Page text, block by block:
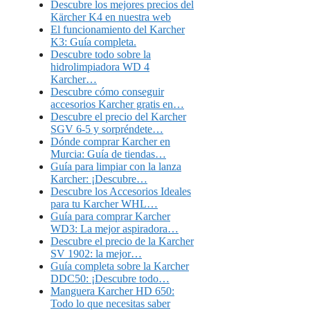
Descubre los mejores precios del
Kärcher K4 en nuestra web
El funcionamiento del Karcher
K3: Guía completa.
Descubre todo sobre la
hidrolimpiadora WD 4
Karcher…
Descubre cómo conseguir
accesorios Karcher gratis en…
Descubre el precio del Karcher
SGV 6-5 y sorpréndete…
Dónde comprar Karcher en
Murcia: Guía de tiendas…
Guía para limpiar con la lanza
Karcher: ¡Descubre…
Descubre los Accesorios Ideales
para tu Karcher WHL…
Guía para comprar Karcher
WD3: La mejor aspiradora…
Descubre el precio de la Karcher
SV 1902: la mejor…
Guía completa sobre la Karcher
DDC50: ¡Descubre todo…
Manguera Karcher HD 650:
Todo lo que necesitas saber